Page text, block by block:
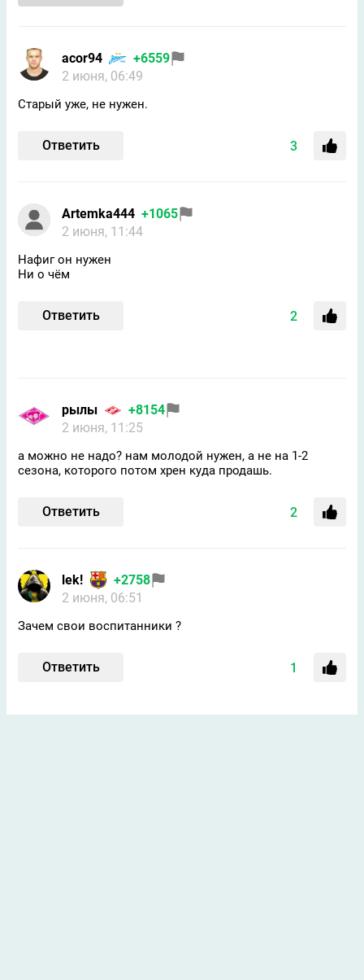
acor94
+6559
2 июня, 06:49
Старый уже, не нужен.
Ответить 3
Artemka444 +1065
2 июня, 11:44
Нафиг он нужен
Ни о чём
Ответить 2
рылы
+8154
2 июня, 11:25
а можно не надо? нам молодой нужен, а не на 1-2
сезона, которого потом хрен куда продашь.
Ответить 2
lek!
+2758
2 июня, 06:51
Зачем свои воспитанники ?
Ответить 1